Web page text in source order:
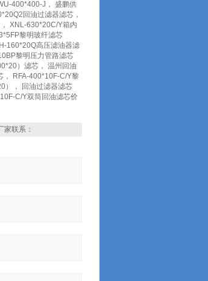
400*400-J， 盛鹏供
回油过滤器滤芯，
XNL-630*20C/Y箱内
黎明玻纤滤芯
160*20Q高压滤油器滤
黎明压力管路滤芯
）滤芯， 温州回油
RFA-400*10F-C/Y黎
）， 回油过滤器滤芯
C/Y双筒回油滤芯价
联系：